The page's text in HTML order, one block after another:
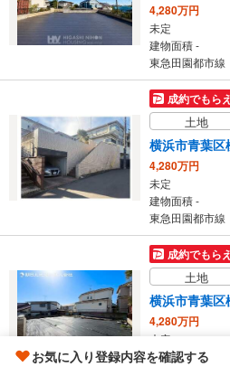
4,280万円
未定
建物面積 -
東急田園都市線
成約でもら
土地
横浜市青葉区
4,280万円
未定
建物面積 -
東急田園都市線
成約でもら
土地
横浜市青葉区
4,280万円
未定
建物面積 -
お気に入り登録内容を確認する